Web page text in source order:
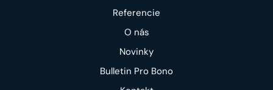
Referencie
O nás
Novinky
Bulletin Pro Bono